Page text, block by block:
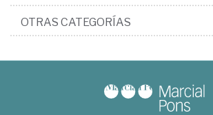
OTRAS CATEGORÍAS